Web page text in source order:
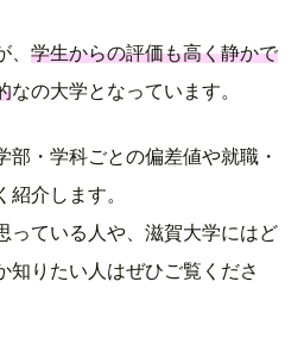
学生からの評価も高く静かで
なの大学となっています。
・学科ごとの偏差値や就職・
介します。
っている人や、滋賀大学にはど
知りたい人はぜひご覧くださ